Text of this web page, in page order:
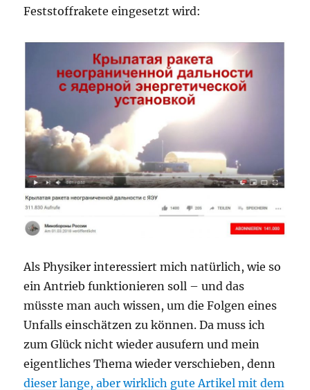
Feststoffrakete eingesetzt wird:
Als Physiker interessiert mich natürlich, wie so
ein Antrieb funktionieren soll – und das
müsste man auch wissen, um die Folgen eines
Unfalls einschätzen zu können. Da muss ich
zum Glück nicht wieder ausufern und mein
eigentliches Thema wieder verschieben, denn
dieser lange, aber wirklich gute Artikel mit dem